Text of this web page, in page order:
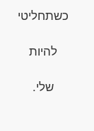
כשתחליטי
להיות
שלי.